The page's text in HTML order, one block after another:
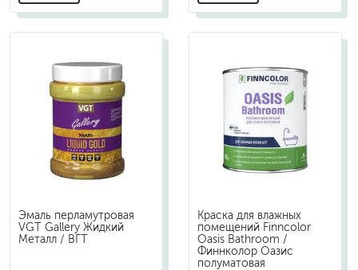
Эмаль перламутровая
VGT Gallery Жидкий
Металл / ВГТ
Краска для влажных
помещений Finncolor
Oasis Bathroom /
Финнколор Оазис
полуматовая